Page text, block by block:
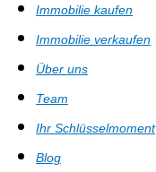
Immobilie kaufen
Immobilie verkaufen
Über uns
Team
Ihr Schlüsselmoment
Blog